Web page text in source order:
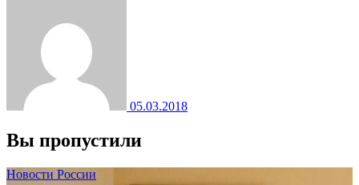
05.03.2018
Вы пропустили
Новости России